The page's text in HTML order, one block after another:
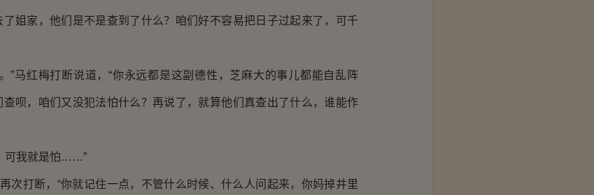
姐家，他们是不是查到了什么？咱们好不容易把日子过起来了，可千
马红梅打断说道，“你永远都是这副德性，芝麻大的事儿都能自乱阵
呗，咱们又没犯法怕什么？再说了，就算他们真查出了什么，谁能作
我就是怕……”
打断，“你就记住一点，不管什么时候、什么人问起来，你妈掉井里